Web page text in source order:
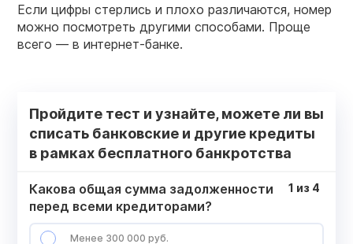
Если цифры стерлись и плохо различаются, номер
можно посмотреть другими способами. Проще
всего — в интернет-банке.
Пройдите тест и узнайте, можете ли вы
списать банковские и другие кредиты
в рамках бесплатного банкротства
Какова общая сумма задолженности
перед всеми кредиторами?
Менее 300 000 руб.
1 из 4